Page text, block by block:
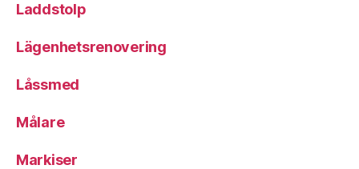
Laddstolp
Lägenhetsrenovering
Låssmed
Målare
Markiser